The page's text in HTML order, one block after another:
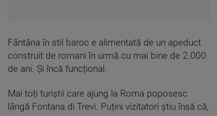
Fântâna în stil baroc e alimentată de un apeduct
construit de romani în urmă cu mai bine de 2.000
de ani. Și încă funcțional.
Mai toți turiștii care ajung la Roma poposesc
lângă Fontana di Trevi. Puțini vizitatori știu însă că,